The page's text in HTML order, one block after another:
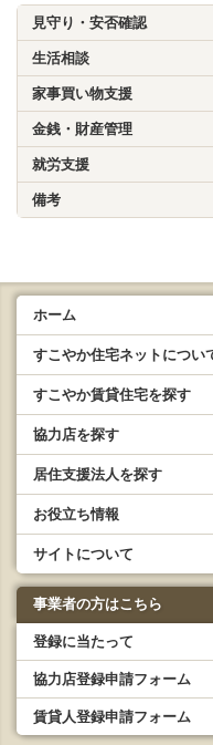
見守り・安否確認
生活相談
家事買い物支援
金銭・財産管理
就労支援
備考
ホーム
すこやか住宅ネットについ
すこやか賃貸住宅を探す
協力店を探す
居住支援法人を探す
お役立ち情報
サイトについて
事業者の方はこちら
登録に当たって
協力店登録申請フォーム
賃貸人登録申請フォーム